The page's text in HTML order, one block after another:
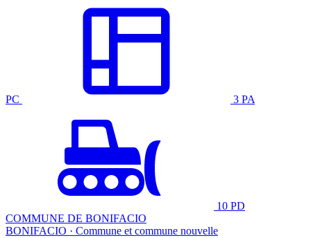
PC 3 PA
10 PD
COMMUNE DE BONIFACIO
BONIFACIO · Commune et commune nouvelle